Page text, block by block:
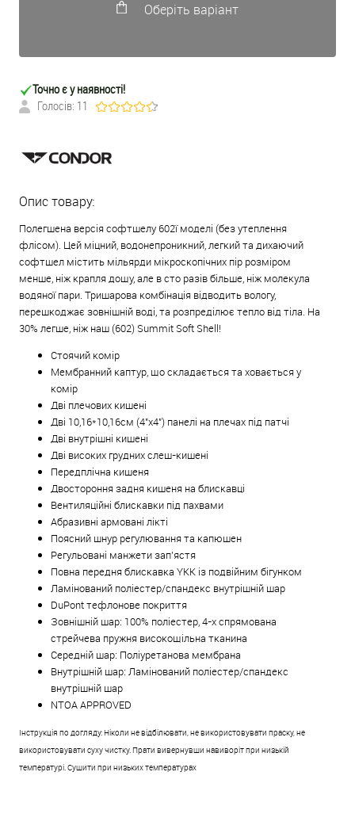
Оберіть варіант
Точно є у наявності!
Голосів: 11
Опис товару:
Полегшена версія софтшелу 602ї моделі (без утеплення
флісом). Цей міцний, водонепроникний, легкий та дихаючий
софтшел містить мільярди мікроскопічних пір розміром
менше, ніж крапля дощу, але в сто разів більше, ніж молекула
водяної пари. Тришарова комбінація відводить вологу,
перешкоджає зовнішній воді, та розпреділює тепло від тіла. На
30% легше, ніж наш (602) Summit Soft Shell!
Стоячий комір
Мембранний каптур, що складається та ховається у
комір
Дві плечових кишені
Дві 10,16*10,16см (4"х4") панелі на плечах під патчі
Дві внутрішні кишені
Дві високих грудних слеш-кишені
Передплічна кишеня
Двостороння задня кишеня на блискавці
Вентиляційні блискавки під пахвами
Абразивні армовані лікті
Поясний шнур регулювання та капюшен
Регульовані манжети зап'ястя
Повна передня блискавка YKK із подвійним бігунком
Ламінований поліестер/спандекс внутрішній шар
DuPont тефлонове покриття
Зовнішній шар: 100% поліестер, 4-х спрямована
стрейчева пружня високощільна тканина
Середній шар: Поліуретанова мембрана
Внутрішній шар: Ламінований поліестер/спандекс
внутрішній шар
NTOA APPROVED
Інструкція по догляду: Ніколи не відбілювати, не використовувати праску, не
використовувати суху чистку. Прати вивернувши навиворіт при низькій
температурі. Сушити при низьких температурах